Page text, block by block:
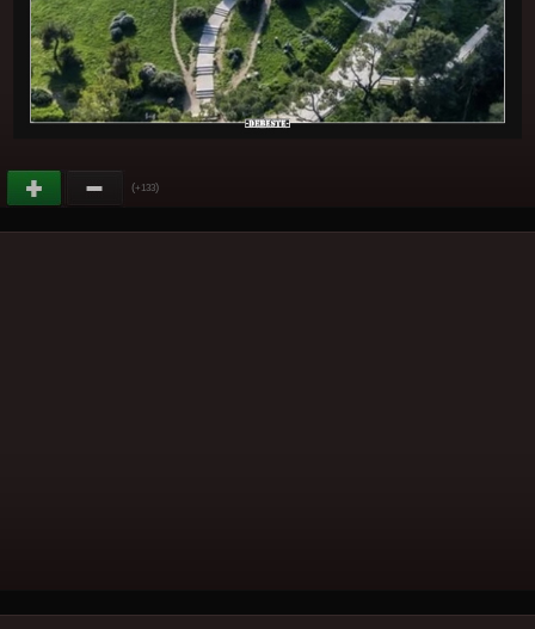
(+133)